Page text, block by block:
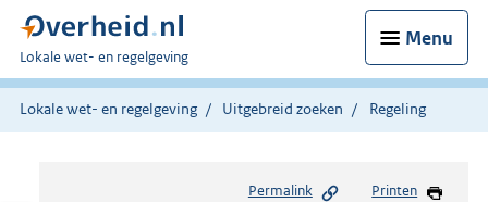
Menu
U
bent
hier:
Lokale wet- en regelgeving
Lokale wet- en regelgeving Uitgebreid zoeken Regeling
Permalink Printen